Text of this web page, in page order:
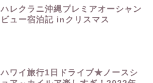
ハレクラニ沖縄プレミアオーシャン
ビュー宿泊記 inクリスマス
ハワイ旅行1日ドライブ★ノースシ